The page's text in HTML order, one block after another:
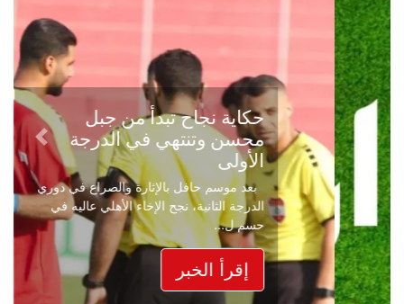
حكاية نجاح تبدأ من جبل
محسن وتنتهي في الدرجة
الأولى
بعد موسم حافل بالإثارة والصراع في دوري
الدرجة الثانية، نجح الإخاء الأهلي عاليه في
حسم ل...
إقرأ الخبر
Previous
Next